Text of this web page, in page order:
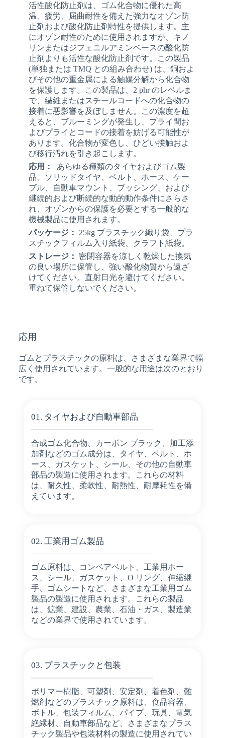
活性酸化防止剤は、ゴム化合物に優れた高
温、疲労、屈曲耐性を備えた強力なオゾン防
止剤および酸化防止剤特性を提供します。主
にオゾン耐性のために使用されますが、キノ
リンまたはジフェニルアミンベースの酸化防
止剤よりも活性な酸化防止剤です。この製品
(単独または TMQ との組み合わせ) は、銅およ
びその他の重金属による触媒分解から化合物
を保護します。この製品は、2 phr のレベルま
で、繊維またはスチールコードへの化合物の
接着に悪影響を及ぼしません。この濃度を超
えると、ブルーミングが発生し、プライ間お
よびプライとコードの接着を妨げる可能性が
あります。化合物が変色し、ひどい接触およ
び移行汚れを引き起こします。
応用：
あらゆる種類のタイヤおよびゴム製
品、ソリッドタイヤ、ベルト、ホース、ケー
ブル、自動車マウント、ブッシング、および
継続的および断続的な動的動作条件にさらさ
れ、オゾンからの保護を必要とする一般的な
機械製品に使用されます。
パッケージ： 25kg プラスチック織り袋、プラ
スチックフィルム入り紙袋、クラフト紙袋。
ストレージ：
密閉容器を涼しく乾燥した換気
の良い場所に保管し、強い酸化物質から遠ざ
けてください。直射日光を避けてください。
重ねて保管しないでください。
応用
ゴムとプラスチックの原料は、さまざまな業界で幅
広く使用されています。一般的な用途は次のとおり
です。
01. タイヤおよび自動車部品
合成ゴム化合物、カーボン ブラック、加工添
加剤などのゴム成分は、タイヤ、ベルト、ホ
ース、ガスケット、シール、その他の自動車
部品の製造に使用されます。これらの材料
は、耐久性、柔軟性、耐熱性、耐摩耗性を備
えています。
02. 工業用ゴム製品
ゴム原料は、コンベアベルト、工業用ホー
ス、シール、ガスケット、O リング、伸縮継
手、ゴムシートなど、さまざまな工業用ゴム
製品の製造に使用されます。これらの製品
は、鉱業、建設、農業、石油・ガス、製造業
などの業界で使用されています。
03. プラスチックと包装
ポリマー樹脂、可塑剤、安定剤、着色剤、難
燃剤などのプラスチック原料は、食品容器、
ボトル、包装フィルム、パイプ、玩具、電気
絶縁材、自動車部品など、さまざまなプラス
チック製品や包装材料の製造に使用されてい